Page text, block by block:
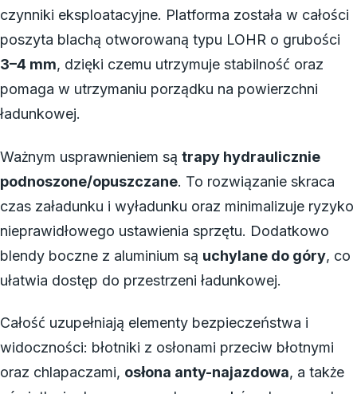
czynniki eksploatacyjne. Platforma została w całości
poszyta blachą otworowaną typu LOHR o grubości
3–4 mm, dzięki czemu utrzymuje stabilność oraz
pomaga w utrzymaniu porządku na powierzchni
ładunkowej.
Ważnym usprawnieniem są trapy hydraulicznie
podnoszone/opuszczane. To rozwiązanie skraca
czas załadunku i wyładunku oraz minimalizuje ryzyko
nieprawidłowego ustawienia sprzętu. Dodatkowo
blendy boczne z aluminium są uchylane do góry, co
ułatwia dostęp do przestrzeni ładunkowej.
Całość uzupełniają elementy bezpieczeństwa i
widoczności: błotniki z osłonami przeciw błotnymi
oraz chlapaczami, osłona anty-najazdowa, a także